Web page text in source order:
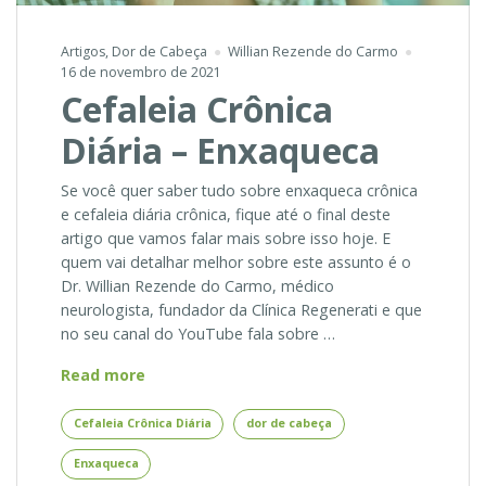
Artigos, Dor de Cabeça
Willian Rezende do Carmo
16 de novembro de 2021
Cefaleia Crônica
Diária – Enxaqueca
Se você quer saber tudo sobre enxaqueca crônica
e cefaleia diária crônica, fique até o final deste
artigo que vamos falar mais sobre isso hoje. E
quem vai detalhar melhor sobre este assunto é o
Dr. Willian Rezende do Carmo, médico
neurologista, fundador da Clínica Regenerati e que
no seu canal do YouTube fala sobre …
Read more
Diária
–
Enxaqueca
Cefaleia Crônica Diária dor de cabeça
Enxaqueca